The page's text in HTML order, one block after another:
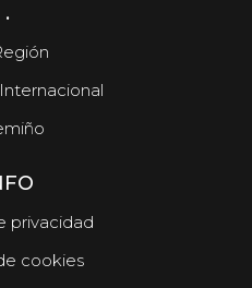
.
privacidad
cookies